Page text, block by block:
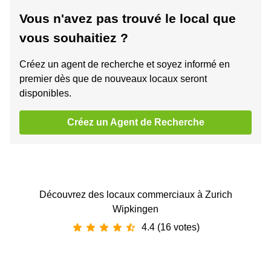
Vous n'avez pas trouvé le local que
vous souhaitiez ?
Créez un agent de recherche et soyez informé en
premier dès que de nouveaux locaux seront
disponibles.
Créez un Agent de Recherche
Découvrez des locaux commerciaux à Zurich
Wipkingen
4.4 (16 votes)